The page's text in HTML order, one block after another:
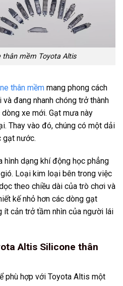
thân mềm Toyota Altis
thân mềm mang phong cách
đang nhanh chóng trở thành
xe mới. Gạt mưa này
Thay vào đó, chúng có một dải
gạt nước.
hình dạng khí động học phẳng
Loại kim loại bên trong việc
theo chiều dài của trò chơi và
kế nhỏ hơn các dòng gạt
ít cản trở tầm nhìn của người lái
Altis Silicone thân
phù hợp với Toyota Altis một